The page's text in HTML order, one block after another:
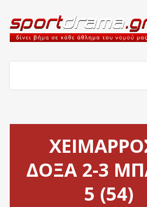
ΔΟΞΑ 2-3
5 (54)